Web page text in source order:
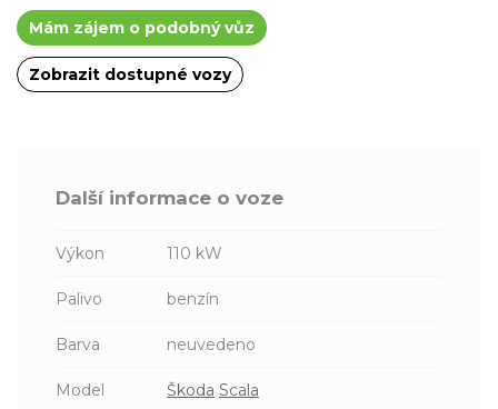
Mám zájem o podobný vůz
Zobrazit dostupné vozy
Další informace o voze
Výkon 110 kW
Palivo benzín
Barva neuvedeno
Model Škoda Scala